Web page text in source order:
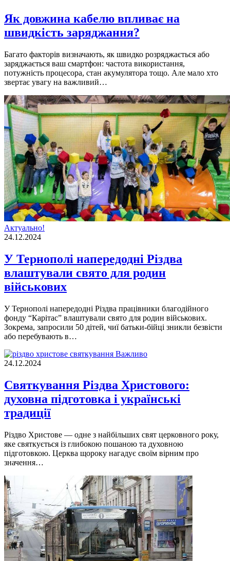
Як довжина кабелю впливає на
швидкість заряджання?
Багато факторів визначають, як швидко розряджається або
заряджається ваш смартфон: частота використання,
потужність процесора, стан акумулятора тощо. Але мало хто
звертає увагу на важливий…
Актуально!
24.12.2024
У Тернополі напередодні Різдва
влаштували свято для родин
військових
У Тернополі напередодні Різдва працівники благодійного
фонду “Карітас” влаштували свято для родин військових.
Зокрема, запросили 50 дітей, чиї батьки-бійці зникли безвісти
або перебувають в…
Важливо
24.12.2024
Святкування Різдва Христового:
духовна підготовка і українські
традиції
Різдво Христове — одне з найбільших свят церковного року,
яке святкується із глибокою пошаною та духовною
підготовкою. Церква щороку нагадує своїм вірним про
значення…